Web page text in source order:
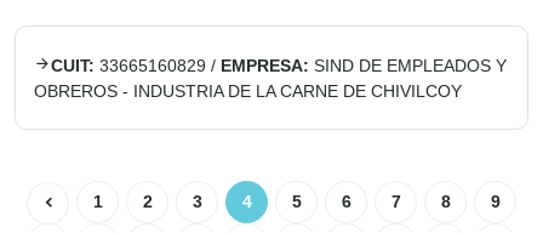
CUIT: 33665160829 / EMPRESA: SIND DE EMPLEADOS Y
OBREROS - INDUSTRIA DE LA CARNE DE CHIVILCOY
1 2 3 4 5 6 7 8 9